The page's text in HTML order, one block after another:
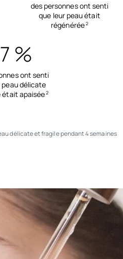
des personnes ont senti
que leur peau était
régénérée2
%
ont senti
peau délicate
était apaisée2
délicate et fragile pendant 4 semaines